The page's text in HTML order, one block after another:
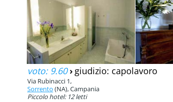
voto: 9.60› giudizio: capolavoro
Via Rubinacci 1,
Sorrento (NA), Campania
Piccolo hotel: 12 letti